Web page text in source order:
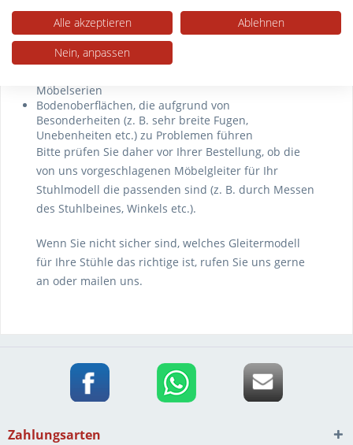
folgende Punkte dazu führen, dass die Gleiter
speziell bei Ihrem Stuhlmodell nicht passen:
technische Anpassungen der Stuhlmodelle durch
Möbelserien
Bodenoberflächen, die aufgrund von
Besonderheiten (z. B. sehr breite Fugen,
Unebenheiten etc.) zu Problemen führen
Bitte prüfen Sie daher vor Ihrer Bestellung, ob die
von uns vorgeschlagenen Möbelgleiter für Ihr
Stuhlmodell die passenden sind (z. B. durch Messen
des Stuhlbeines, Winkels etc.).
Wenn Sie nicht sicher sind, welches Gleitermodell
für Ihre Stühle das richtige ist, rufen Sie uns gerne
an oder mailen uns.
Zahlungsarten
Alle akzeptieren
Ablehnen
Nein, anpassen